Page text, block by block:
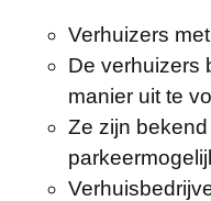
Verhuizers
De verhuizers
manier uit te
Ze zijn